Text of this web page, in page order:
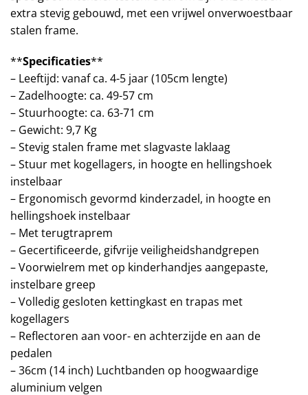
extra stevig gebouwd, met een vrijwel onverwoestbaar
stalen frame.
**Specificaties**
– Leeftijd: vanaf ca. 4-5 jaar (105cm lengte)
– Zadelhoogte: ca. 49-57 cm
– Stuurhoogte: ca. 63-71 cm
– Gewicht: 9,7 Kg
– Stevig stalen frame met slagvaste laklaag
– Stuur met kogellagers, in hoogte en hellingshoek
instelbaar
– Ergonomisch gevormd kinderzadel, in hoogte en
hellingshoek instelbaar
– Met terugtraprem
– Gecertificeerde, gifvrije veiligheidshandgrepen
– Voorwielrem met op kinderhandjes aangepaste,
instelbare greep
– Volledig gesloten kettingkast en trapas met
kogellagers
– Reflectoren aan voor- en achterzijde en aan de
pedalen
– 36cm (14 inch) Luchtbanden op hoogwaardige
aluminium velgen